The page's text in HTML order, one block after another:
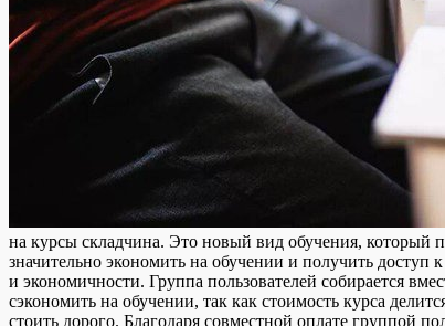
на курсы складчина. Это новый вид обучения, который
значительно экономить на обучении и получить
и экономичности. Группа пользователей собирается
сэкономить на обучении, так как стоимость курса
стоить дорого. Благодаря совместной оплате группой